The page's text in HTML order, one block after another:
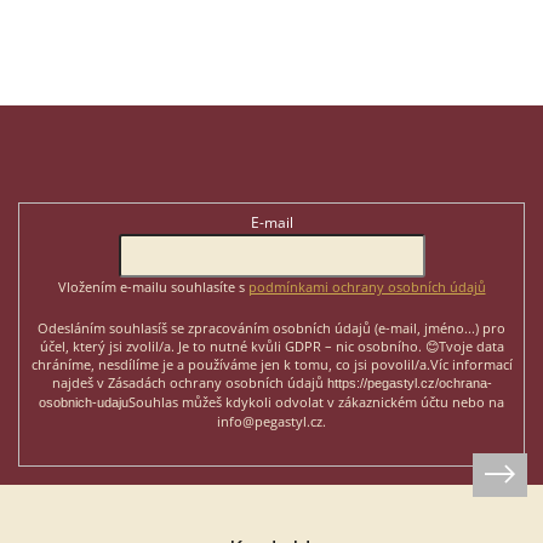
Z
E-mail
Vložením e-mailu souhlasíte s podmínkami ochrany osobních údajů
Odesláním souhlasíš se zpracováním osobních údajů (e-mail, jméno...) pro
účel, který jsi zvolil/a. Je to nutné kvůli GDPR – nic osobního. 😊Tvoje data
chráníme, nesdílíme je a používáme jen k tomu, co jsi povolil/a.Víc informací
najdeš v Zásadách ochrany osobních údajů https://pegastyl.cz/ochrana-
osobnich-udajuSouhlas můžeš kdykoli odvolat v zákaznickém účtu nebo na
info@pegastyl.cz.